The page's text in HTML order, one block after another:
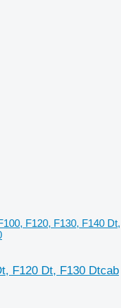
F120, F130, F140 Dt,
F120 Dt, F130 Dtcab